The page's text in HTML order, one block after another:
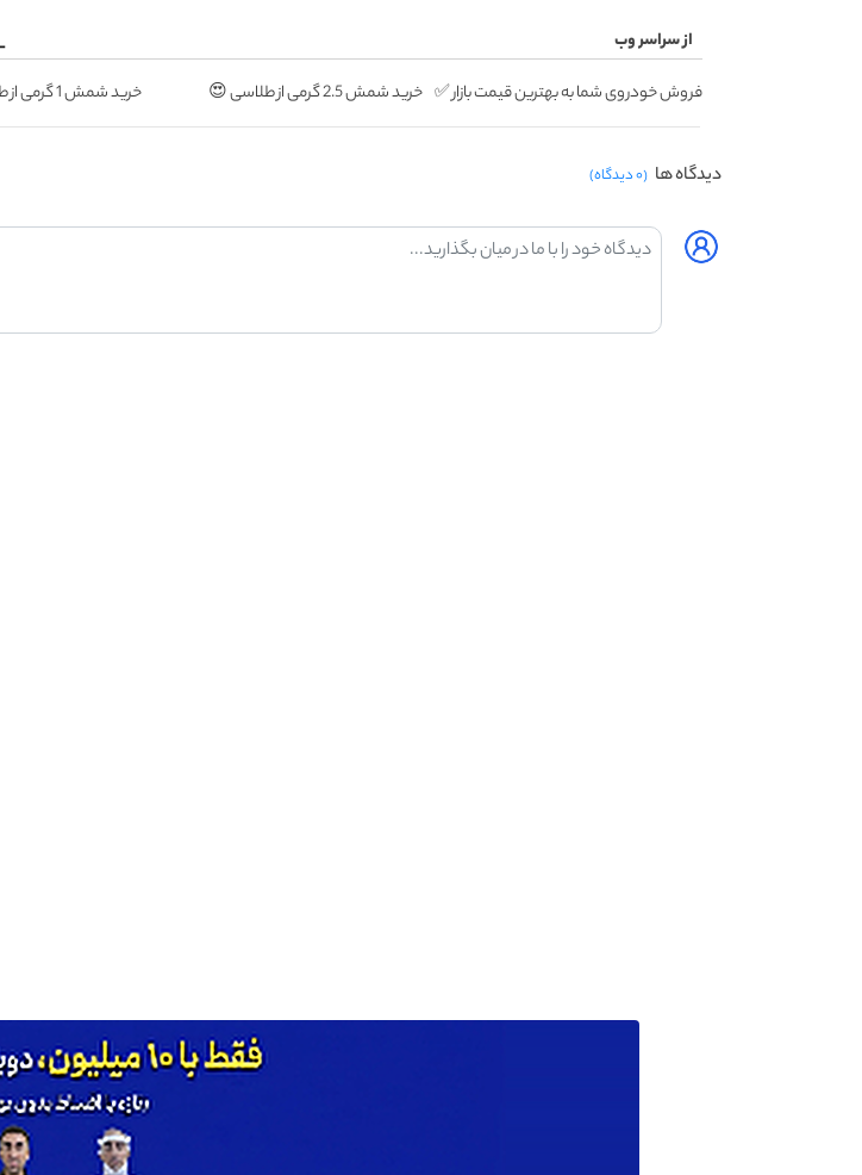
از سراسر وب
فروش خودروی شما به بهترین قیمت بازار ✅ خرید شمش 2.5 گرمی از طلاسی 😍 خرید شمش 1 گرمی از طلاسی
دیدگاه ها (۰ دیدگاه)